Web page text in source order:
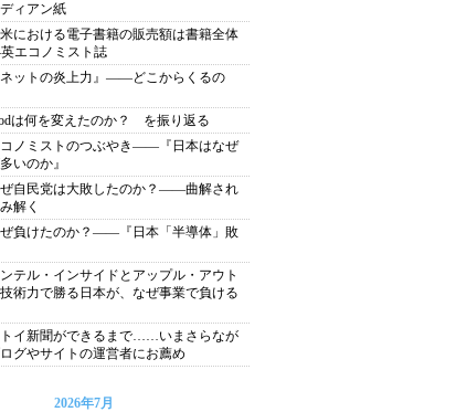
ィアン紙
における電子書籍の販売額は書籍全体
エコノミスト誌
ネットの炎上力』――どこからくるの
は何を変えたのか？ を振り返る
コノミストのつぶやき――『日本はなぜ
いのか』
ぜ自民党は大敗したのか？――曲解され
解く
ぜ負けたのか？――『日本「半導体」敗
ンテル・インサイドとアップル・アウト
術力で勝る日本が、なぜ事業で負ける
イ新聞ができるまで……いまさらなが
グやサイトの運営者にお薦め
2026年7月